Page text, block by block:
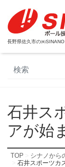
長野県佐久市の㈱
石井ス
アが始
TOP
シナノから
石井スポーツカ